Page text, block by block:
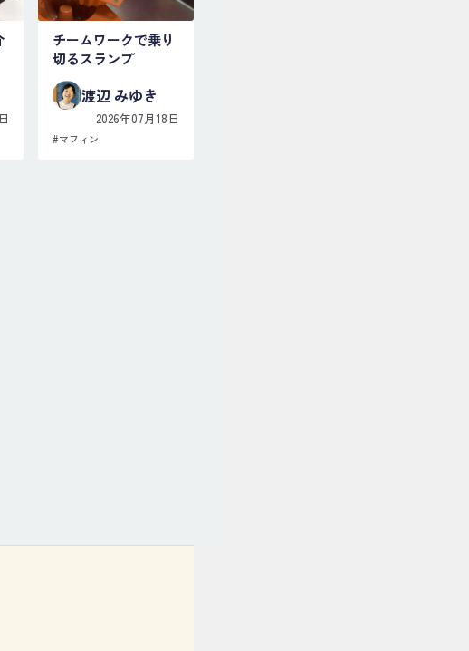
チームワークで乗り
切るスランプ
渡辺 みゆき
2026年07月18日
#マフィン